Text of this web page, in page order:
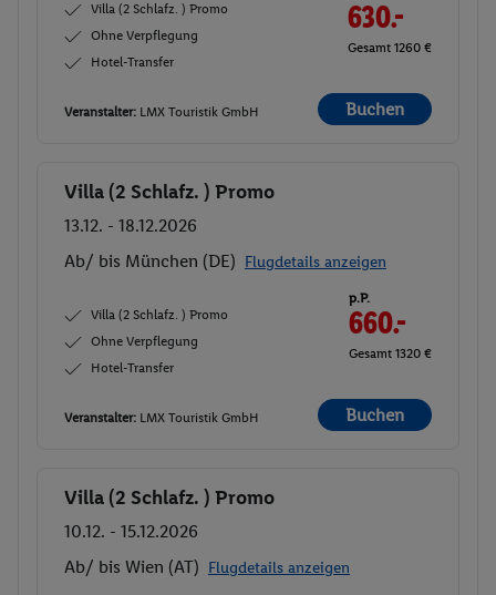
Villa (2 Schlafz. ) Promo
Ohne Verpflegung
Hotel-Transfer
630.-
Gesamt 1260 €
Veranstalter: LMX Touristik GmbH Buchen
Buchen
Villa (2 Schlafz. ) Promo
13.12. - 18.12.2026
Ab/ bis München (DE) Flugdetails anzeigen
Villa (2 Schlafz. ) Promo
Ohne Verpflegung
Hotel-Transfer
p.P.
660.-
Gesamt 1320 €
Veranstalter: LMX Touristik GmbH Buchen
Buchen
Villa (2 Schlafz. ) Promo
10.12. - 15.12.2026
Ab/ bis Wien (AT) Flugdetails anzeigen